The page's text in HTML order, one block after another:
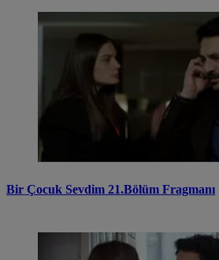
Bir Çocuk Sevdim 21.Bölüm Fragmanı